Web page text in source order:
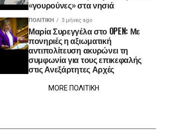
«γουρούνες» στα νησιά
ΠΟΛΙΤΙΚΉ 3 μήνες ago
Μαρία Συρεγγέλα στο OPEN: Με
πονηριές η αξιωματική
αντιπολίτευση ακυρώνει τη
συμφωνία για τους επικεφαλής
στις Ανεξάρτητες Αρχές
MORE ΠΟΛΙΤΙΚΗ